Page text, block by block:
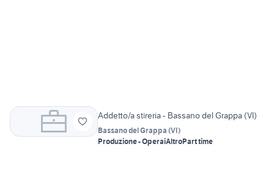
Addetto/a stireria - Bassano del Grappa (VI)
Bassano del Grappa (VI)
Produzione - OperaiAltroPart time